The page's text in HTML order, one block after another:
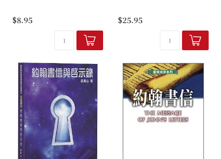
了約翰一二三書。
本書詳析這三卷教牧書信，字
字懇切、語語珠璣，俾使讀者
──住在神的光中、...
$8.95
端？這些問題是否曾在你心裡
縈繞？如何實踐卻一籌莫展，
只能輕嘆「談何容易」！
$25.95